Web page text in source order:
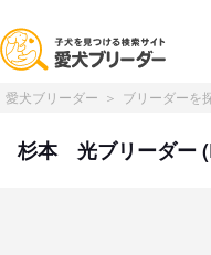
愛犬ブリーダー ブリーダーを
杉本 光ブリーダー